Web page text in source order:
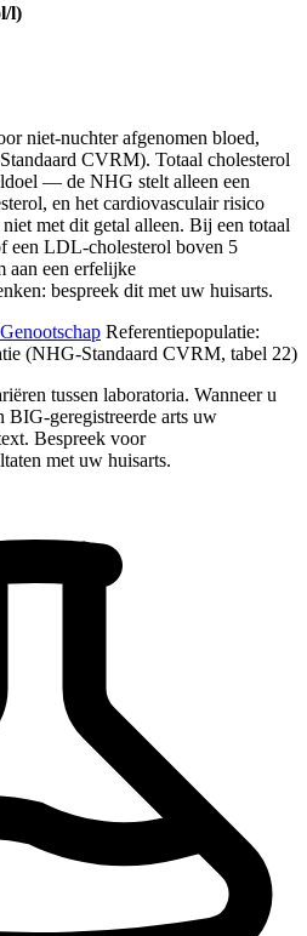
l)
niet-nuchter afgenomen bloed,
CVRM). Totaal cholesterol
— de NHG stelt alleen een
en het cardiovasculair risico
met dit getal alleen. Bij een totaal
een LDL-cholesterol boven 5
aan een erfelijke
bespreek dit met uw huisarts.
Referentiepopulatie:
(NHG-Standaard CVRM, tabel 22)
tussen laboratoria. Wanneer u
BIG-geregistreerde arts uw
Bespreek voor
met uw huisarts.